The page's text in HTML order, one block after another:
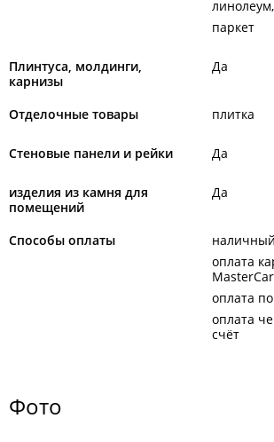
линолеум
паркет
Плинтуса, молдинги,
карнизы
Да
Отделочные товары плитка
Стеновые панели и рейки Да
изделия из камня для
помещений
Да
Способы оплаты
оплата
оплата
оплата
счёт
Фото